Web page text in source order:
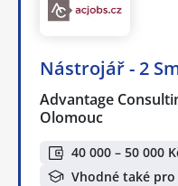
Nástrojář - 2
Advantage
Olomouc
40 000 – 50 000
Vhodné také